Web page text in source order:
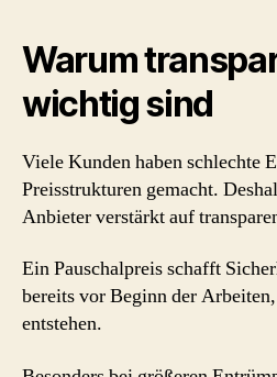
Warum
wichtig sind
Viele Kunden haben schlechte
Preisstrukturen gemacht.
Anbieter verstärkt auf
Ein Pauschalpreis schafft
bereits vor Beginn der
entstehen.